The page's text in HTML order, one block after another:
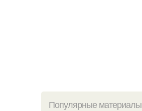
Популярные материалы